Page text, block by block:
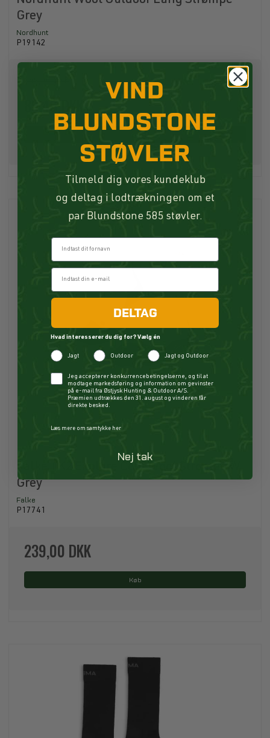
Grey
Nordhunt
P19142
Grey
Falke
P17741
239,00 DKK
Køb
VIND
BLUNDSTONE
STØVLER
Tilmeld dig vores kundeklub
og deltag i lodtrækningen om et
par Blundstone 585 støvler.
Fornavn
DELTAG
Hvad interesserer du dig for? Vælg én
Jagt Outdoor Jagt og Outdoor
CheckboxJeg accepterer konkurrencebetingelserne, og til at
modtage markedsføring og information om gevinster
på e-mail fra Østjysk Hunting & Outdoor A/S.
Præmien udtrækkes den 31. august og vinderen får
direkte besked.
Læs mere om samtykke her
Nej tak